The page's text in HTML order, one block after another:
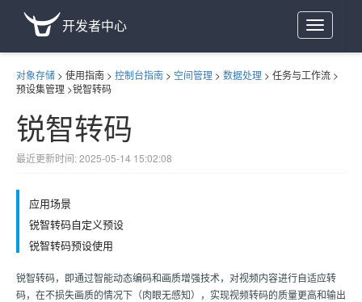
Toggle
navigation
开发者中心
对象存储 > 使用指南 > 控制台指南 > 空间管理 > 数据处理 > 任务与工作流 >
预设集管理 >锐智转码
锐智转码
最近更新时间: 2025-05-14 15:02:08
应用场景
锐智转码自定义预设
锐智转码预设使用
锐智转码，即通过智能动态编码和画质增强技术，对视频内容进行自适应转
码，在不损失画质的情况下（肉眼无感知），实现视频转码的质量更高和输出